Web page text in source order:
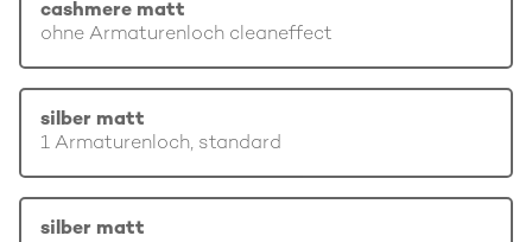
cashmere matt
ohne Armaturenloch cleaneffect
silber matt
1 Armaturenloch, standard
silber matt